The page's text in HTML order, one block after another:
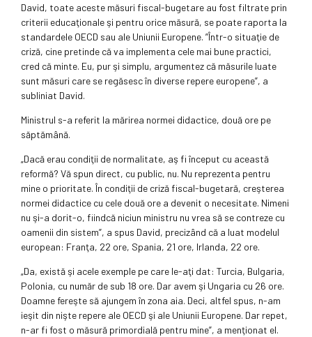
David, toate aceste măsuri fiscal-bugetare au fost filtrate prin
criterii educaţionale şi pentru orice măsură, se poate raporta la
standardele OECD sau ale Uniunii Europene. ”Într-o situaţie de
criză, cine pretinde că va implementa cele mai bune practici,
cred că minte. Eu, pur şi simplu, argumentez că măsurile luate
sunt măsuri care se regăsesc în diverse repere europene”, a
subliniat David.
Ministrul s-a referit la mărirea normei didactice, două ore pe
săptămână.
„Dacă erau condiţii de normalitate, aş fi început cu această
reformă? Vă spun direct, cu public, nu. Nu reprezenta pentru
mine o prioritate. În condiţii de criză fiscal-bugetară, creşterea
normei didactice cu cele două ore a devenit o necesitate. Nimeni
nu şi-a dorit-o, fiindcă niciun ministru nu vrea să se contreze cu
oamenii din sistem”, a spus David, precizând că a luat modelul
european: Franţa, 22 ore, Spania, 21 ore, Irlanda, 22 ore.
„Da, există şi acele exemple pe care le-aţi dat: Turcia, Bulgaria,
Polonia, cu număr de sub 18 ore. Dar avem şi Ungaria cu 26 ore.
Doamne fereşte să ajungem în zona aia. Deci, altfel spus, n-am
ieşit din nişte repere ale OECD şi ale Uniunii Europene. Dar repet,
n-ar fi fost o măsură primordială pentru mine”, a menţionat el.